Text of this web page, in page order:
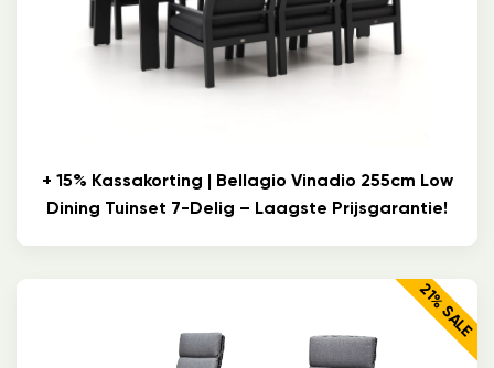
+ 15% Kassakorting | Bellagio Vinadio 255cm Low
Dining Tuinset 7-Delig – Laagste Prijsgarantie!
21% SALE